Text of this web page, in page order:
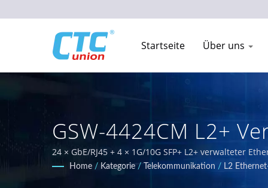
Startseite Über uns
GSW-4424CM L2+
Industrie- Und
24 × GbE/RJ45 + 4 × 1G/10G SFP+ L2+ verwalteter
Netzwerklösungen zu liefern, die für raue
zertifizierte Ethernet-Switches, die die
Home / Kategorie / Telekommunikation / L2